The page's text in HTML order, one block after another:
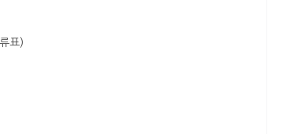
표)